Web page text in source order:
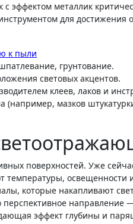
эффектом металлик
для достижения
к пыли
грунтование.
световых акцентов.
клеев, лаков и
мазков
поверхностей. Уже
температуры,
которые накапливают
перспективное направление
эффект глубины и